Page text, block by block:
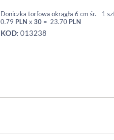
Doniczka torfowa okrągła 6 cm śr. - 1
0.79 PLN x 30 = 23.70 PLN
KOD: 013238